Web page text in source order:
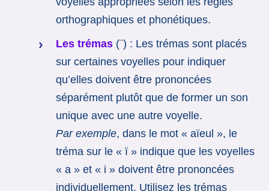
orthographiques et phonétiques.
Les trémas(¨) : Les trémas sont placés
sur certaines voyelles pour indiquer
qu’elles doivent être prononcées
séparément plutôt que de former un son
unique avec une autre voyelle.
Par exemple, dans le mot « aïeul », le
tréma sur le « ï » indique que les voyelles
« a » et « i » doivent être prononcées
individuellement. Utilisez les trémas